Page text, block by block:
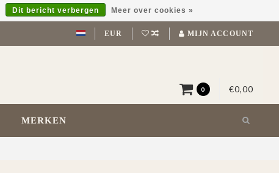
EUR MIJN ACCOUNT
0 €0,00
MERKEN
Dit bericht verbergen Meer over cookies »